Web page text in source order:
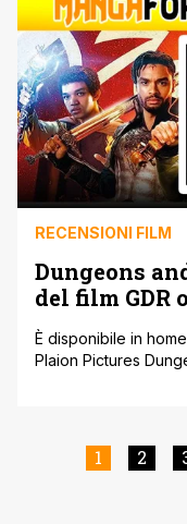
sorpreso
RECENSIONI FILM
Dungeons
del film GDR
È disponibile in
Plaion Pictures
come vedere le
prendere [']
1 2